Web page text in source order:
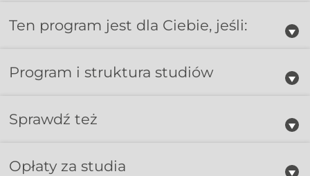
Ten program jest dla Ciebie, jeśli:
Program i struktura studiów
Sprawdź też
Opłaty za studia